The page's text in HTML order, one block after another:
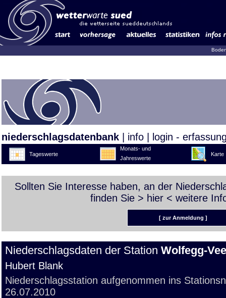
niederschlagsdatenbank info login -
Tageswerte
Monats- und
Jahreswerte
Karte
Sollten Sie Interesse haben, an der
finden Sie > hier < weitere
[ zur Anmeldung ]
Niederschlagsdaten der Station Wolfegg-
Hubert Blank
Niederschlagsstation aufgenommen ins
26.07.2010